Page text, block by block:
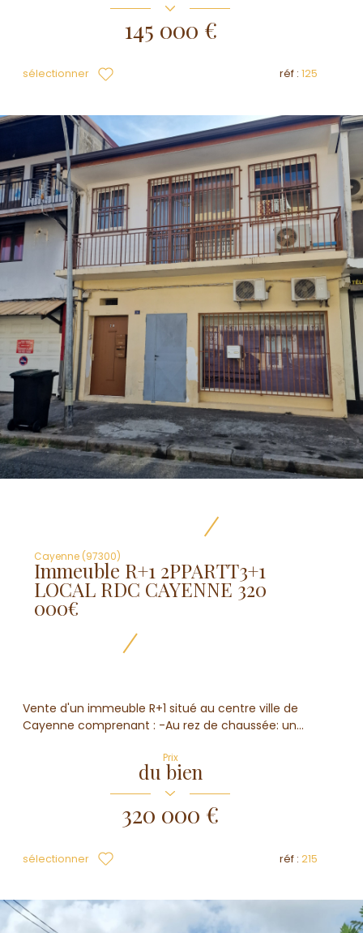
145 000 €
sélectionner réf : 125
Cayenne (97300)
Immeuble R+1 2PPARTT3+1
LOCAL RDC CAYENNE 320
000€
Vente d'un immeuble R+1 situé au centre ville de
Cayenne comprenant : -Au rez de chaussée: un...
Prix
du bien
320 000 €
sélectionner réf : 215